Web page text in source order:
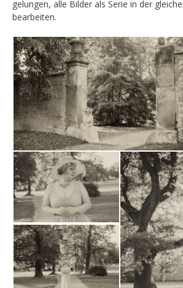
gelungen, alle Bilder als Serie in der
bearbeiten.